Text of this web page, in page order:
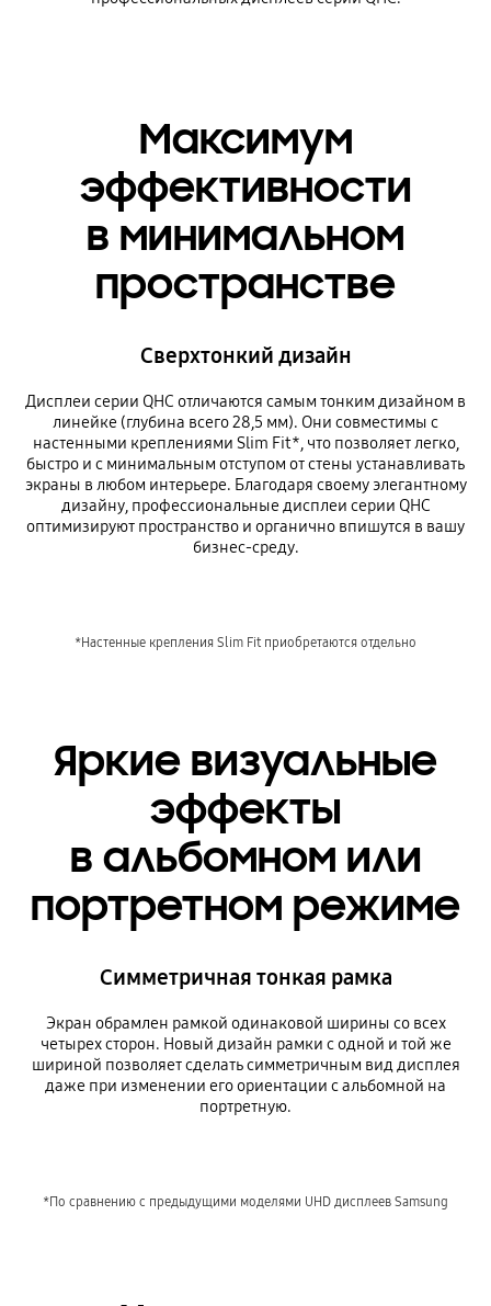
Максимум
эффективности
в минимальном
пространстве
Сверхтонкий дизайн
Дисплеи серии QHC отличаются самым тонким дизайном в
линейке (глубина всего 28,5 мм). Они совместимы с
настенными креплениями Slim Fit*, что позволяет легко,
быстро и с минимальным отступом от стены устанавливать
экраны в любом интерьере. Благодаря своему элегантному
дизайну, профессиональные дисплеи серии QHC
оптимизируют пространство и органично впишутся в вашу
бизнес-среду.
*Настенные крепления Slim Fit приобретаются отдельно
Яркие визуальные
эффекты
в альбомном или
портретном режиме
Симметричная тонкая рамка
Экран обрамлен рамкой одинаковой ширины со всех
четырех сторон. Новый дизайн рамки с одной и той же
шириной позволяет сделать симметричным вид дисплея
даже при изменении его ориентации с альбомной на
портретную.
*По сравнению с предыдущими моделями UHD дисплеев Samsung